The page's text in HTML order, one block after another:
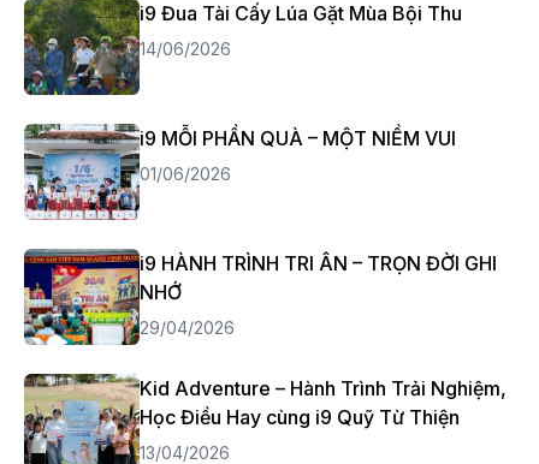
i9 Đua Tài Cấy Lúa Gặt Mùa Bội Thu
14/06/2026
i9 MỖI PHẦN QUÀ – MỘT NIỀM VUI
01/06/2026
i9 HÀNH TRÌNH TRI ÂN – TRỌN ĐỜI GHI
NHỚ
29/04/2026
Kid Adventure – Hành Trình Trải Nghiệm,
Học Điều Hay cùng i9 Quỹ Từ Thiện
13/04/2026